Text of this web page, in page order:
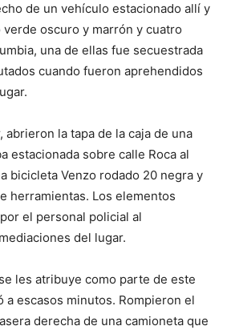
de un vehículo estacionado allí y
oscuro y marrón y cuatro
una de ellas fue secuestrada
cuando fueron aprehendidos
abrieron la tapa de la caja de una
estacionada sobre calle Roca al
bicicleta Venzo rodado 20 negra y
herramientas. Los elementos
el personal policial al
del lugar.
les atribuye como parte de este
escasos minutos. Rompieron el
derecha de una camioneta que